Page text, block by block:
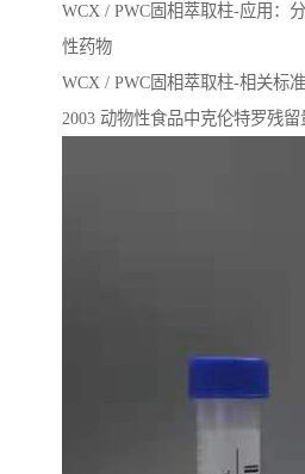
WCX / PWC固相萃取柱-应用：
性药物
WCX / PWC固相萃取柱-相关标
2003 动物性⻝品中克伦特罗残